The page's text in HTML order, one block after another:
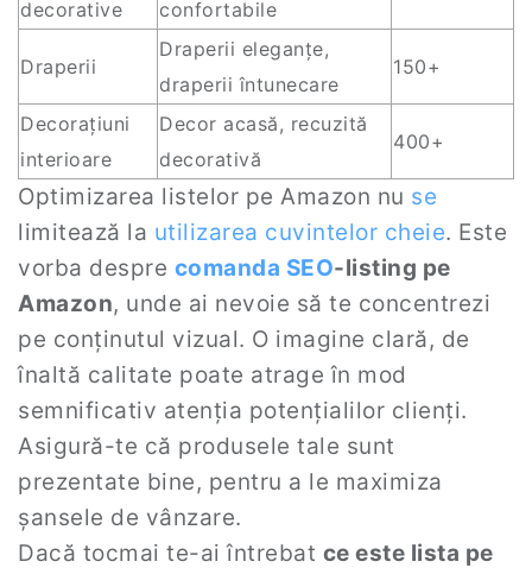
decorative confortabile
Draperii
Draperii eleganțe,
draperii întunecare
150+
Decorațiuni
interioare
Decor acasă, recuzită
decorativă
400+
Optimizarea listelor pe Amazon nu se
limitează la utilizarea cuvintelor cheie. Este
vorba despre comanda SEO-listing pe
Amazon, unde ai nevoie să te concentrezi
pe conținutul vizual. O imagine clară, de
înaltă calitate poate atrage în mod
semnificativ atenția potențialilor clienți.
Asigură-te că produsele tale sunt
prezentate bine, pentru a le maximiza
șansele de vânzare.
Dacă tocmai te-ai întrebat ce este lista pe